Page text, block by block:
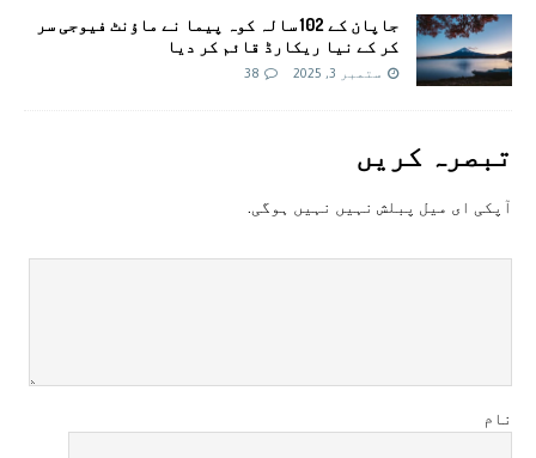
جاپان کے 102 سالہ کوہ پیما نے ماؤنٹ فیوجی سر
کر کے نیا ریکارڈ قائم کر دیا
ستمبر 3, 2025 38
تبصرہ کريں
آپکی ای ميل پبلش نہيں نہيں ہوگی.
نام